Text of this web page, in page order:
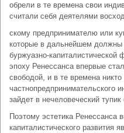
обрели в те времена свои
считали себя деятелями
скому предпринимателю или
которые в дальнейшем должны
буржуазно-
эпоху Ренессанса впервые
свободой, и в те времена
частнопредпринимательского
зайдет в нечеловеческий
Поэтому эстетика Ренессанса
капиталистического развития